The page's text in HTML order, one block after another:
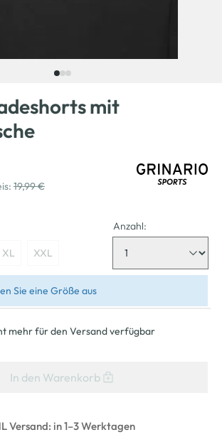
mit
19,99 €
XL XXL
Anzahl:
Sie eine Größe aus
mehr für den Versand verfügbar
In den Warenkorb
Versand: in 1–3 Werktagen